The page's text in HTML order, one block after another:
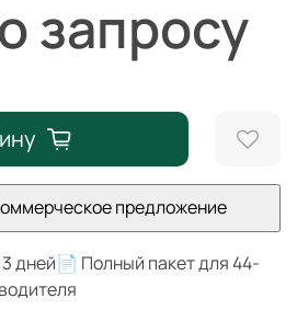
запросу
предложение
дней📄 Полный пакет для 44-